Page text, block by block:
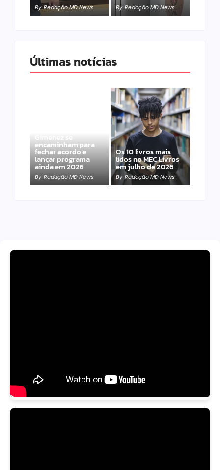
By Redação MD News By Redação MD News
Últimas notícias
Gimenez se
encaminham para
fechar acordo e
lançar programa
ainda em 2026
By Redação MD News
Os 10 livros mais
lidos no MEC Livros
em julho de 2026
By Redação MD News